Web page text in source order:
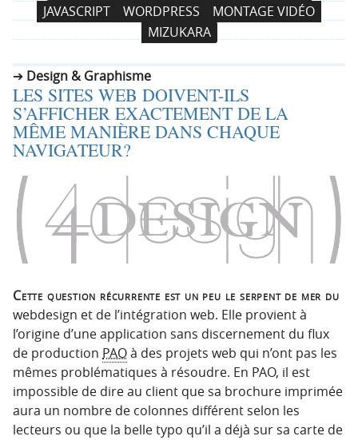
g
a
t
i
o
n
n
p
a
l
e
a
u
c
o
n
e
u
JAVASCRIPT
WORDPRESS
MONTAGE VIDÉO
MIZUKARA
Design & Graphisme
LES SITES WEB DOIVENT-ILS
S’AFFICHER EXACTEMENT DE LA
MÊME MANIÈRE DANS CHAQUE
NAVIGATEUR?
Cette question récurrente est un peu le serpent de mer du
webdesign et de l’intégration web. Elle provient à
l’origine d’une application sans discernement du flux
de production PAOà des projets web qui n’ont pas les
mêmes problématiques à résoudre. En PAO, il est
impossible de dire au client que sa brochure imprimée
aura un nombre de colonnes différent selon les
lecteurs ou que la belle typo qu’il a déjà sur sa carte de